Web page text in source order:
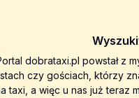
dobrataxi.pl powstał z
czy gościach, którzy
taxi, a więc u nas już teraz